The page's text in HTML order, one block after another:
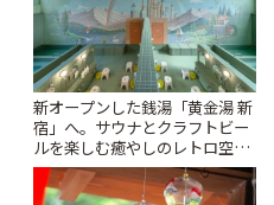
新オープンした銭湯「黄金湯 新
宿」へ。サウナとクラフトビー
ルを楽しむ癒やしのレトロ空間
| ことりっぷ